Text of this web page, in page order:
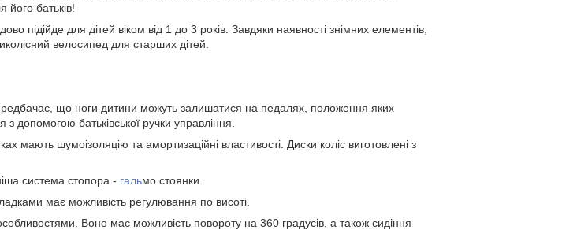
його батьків!
підійде для дітей віком від 1 до 3 років. Завдяки наявності знімних елементів,
велосипед для старших дітей.
що ноги дитини можуть залишатися на педалях, положення яких
допомогою батьківської ручки управління.
мають шумоізоляцію та амортизаційні властивості. Диски коліс виготовлені з
система стопора - гальмо стоянки.
має можливість регулювання по висоті.
Воно має можливість повороту на 360 градусів, а також сидіння